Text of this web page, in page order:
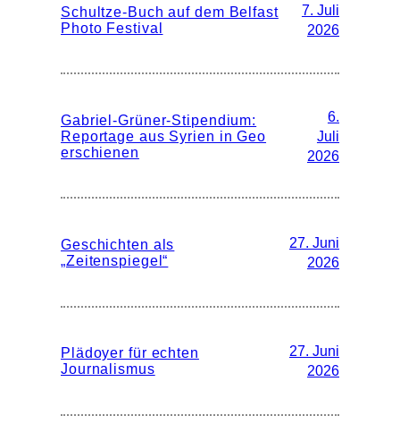
Schultze-Buch auf dem Belfast
Photo Festival
7. Juli
2026
Gabriel-Grüner-Stipendium:
Reportage aus Syrien in Geo
erschienen
6.
Juli
2026
Geschichten als
„Zeitenspiegel“
27. Juni
2026
Plädoyer für echten
Journalismus
27. Juni
2026